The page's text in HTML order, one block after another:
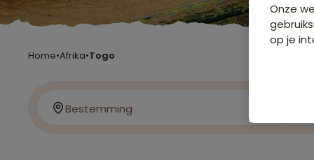
Home•Afrika•Togo
Bestemming
Onze
op je